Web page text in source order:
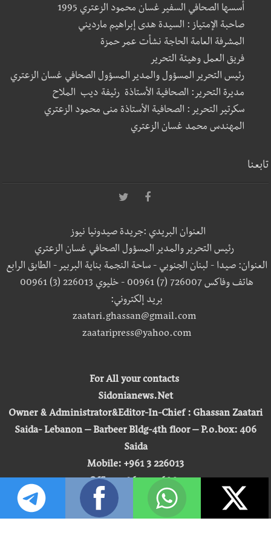
أسسها الصحافي السفير غسان محمود الزعتري 1995
صاحبة الإمتياز : السيدة هدى إبراهيم مارديني
المشرفة العامة الحاجة نشأت عمر حمزة
فريق العمل وهيئة التحرير
رئيس التحرير المسؤول والمدير المسؤول الصحافي غسان الزعتري
مديرة التحرير: الصحافية الأستاذة رئيفة ديب الملاح
سكرتير التحرير : الصحافية الأستاذة منى محمود الزعتري
المهندس محمد غسان الزعتري
تابعنا
العنوان البريدي :جريدة صيدونيا نيوز
رئيس التحرير والمدير المسؤول الصحافي غسان الزعتري
العنوان: صيدا - لبنان الجنوبي - ساحة النجمة بناية البربير - الطابق الرابع
هاتف وفاكس 726007 (7) 00961 - خليوي 226013 (3) 00961
بريد إلكتروني:
zaatari.ghassan@gmail.com
zaataripress@yahoo.com
For All your contacts
Sidonianews.Net
Owner & Administrator&Editor-In-Chief : Ghassan Zaatari
Saida- Lebanon – Barbeer Bldg-4th floor – P.o.box: 406
Saida
Mobile: +961 3 226013
Office: +961 7 726007
Email:
zaatari.ghassan@gmail.com